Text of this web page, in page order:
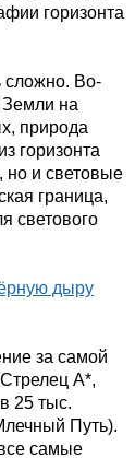
горизонта
сложно. Во-
на
природа
горизонта
но и световые
граница,
светового
за самой
А*,
25 тыс.
Путь).
самые